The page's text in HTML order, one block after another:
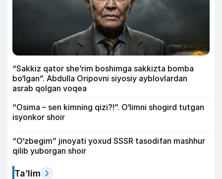
“Sakkiz qator she’rim boshimga sakkizta bomba
bo‘lgan”. Abdulla Oripovni siyosiy ayblovlardan
asrab qolgan voqea
“Osima – sen kimning qizi?!”. O‘limni shogird tutgan
isyonkor shoir
“O‘zbegim” jinoyati yoxud SSSR tasodifan mashhur
qilib yuborgan shoir
Ta’lim